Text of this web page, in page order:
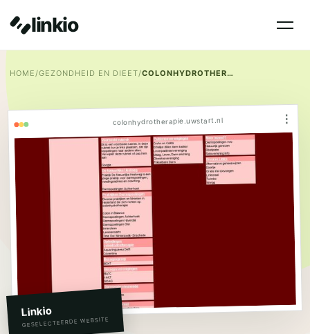
linkio
HOME/GEZONDHEID EN DIEET/ COLONHYDROTHERAPIE STARTPAGINA
colonhydrotherapie.uwstart.nl ⋮
Linkio
GESELECTEERDE WEBSITE